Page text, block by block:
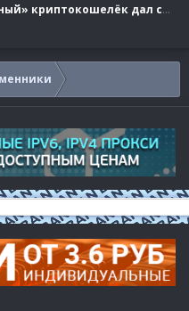
сбой: уязвимость Coldcard уже стоила владельцам более $110 млн